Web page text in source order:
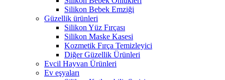
Silikon Bebek Emziği
Güzellik ürünleri
Silikon Yüz Fırçası
Silikon Maske Kasesi
Kozmetik Fırça Temizleyici
Diğer Güzellik Ürünleri
Evcil Hayvan Ürünleri
Ev eşyaları